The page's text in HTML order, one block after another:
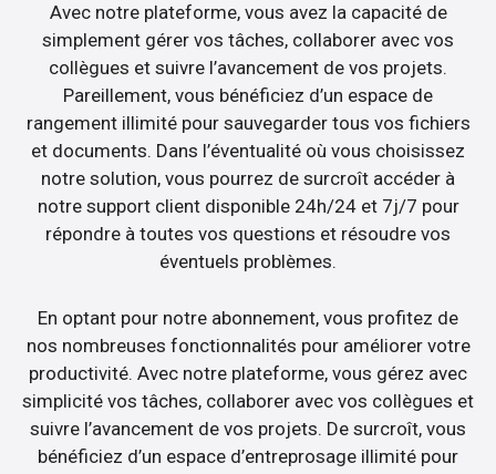
Avec notre plateforme, vous avez la capacité de
simplement gérer vos tâches, collaborer avec vos
collègues et suivre l’avancement de vos projets.
Pareillement, vous bénéficiez d’un espace de
rangement illimité pour sauvegarder tous vos fichiers
et documents. Dans l’éventualité où vous choisissez
notre solution, vous pourrez de surcroît accéder à
notre support client disponible 24h/24 et 7j/7 pour
répondre à toutes vos questions et résoudre vos
éventuels problèmes.
En optant pour notre abonnement, vous profitez de
nos nombreuses fonctionnalités pour améliorer votre
productivité. Avec notre plateforme, vous gérez avec
simplicité vos tâches, collaborer avec vos collègues et
suivre l’avancement de vos projets. De surcroît, vous
bénéficiez d’un espace d’entreprosage illimité pour